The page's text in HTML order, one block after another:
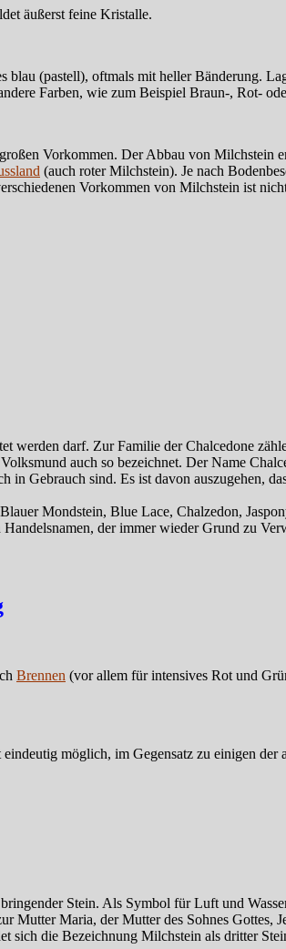
äußerst feine Kristalle.
(pastell), oftmals mit heller Bänderung.
Farben, wie zum Beispiel Braun-, Rot-
Vorkommen. Der Abbau von Milchstein
(auch roter Milchstein). Je nach
Vorkommen von Milchstein ist
werden darf. Zur Familie der Chalcedone
auch so bezeichnet. Der Name
in Gebrauch sind. Es ist davon auszugehen,
Mondstein, Blue Lace, Chalzedon,
der immer wieder Grund zu
Brennen (vor allem für intensives Rot und
möglich, im Gegensatz zu einigen
Stein. Als Symbol für Luft und
Mutter Maria, der Mutter des Sohnes
sich die Bezeichnung Milchstein als dritter